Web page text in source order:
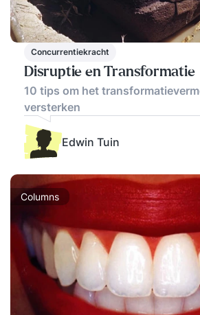
Concurrentiekracht
Disruptie en Transformatie
10 tips om het
versterken
Edwin Tuin
Columns